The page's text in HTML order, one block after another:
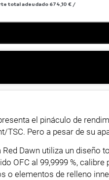
total adeudado 674,10 € /
el pináculo de
Pero a pesar de su
Dawn utiliza un diseño
OFC al 99,9999 %,
o elementos de relleno